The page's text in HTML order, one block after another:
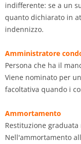
indifferente: se a un
quanto dichiarato in
indennizzo.
Amministratore
Persona che ha il
Viene nominato per
facoltativa quando i
Ammortamento
Restituzione
Nell'ammortamento